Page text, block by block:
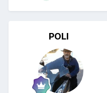
POLI